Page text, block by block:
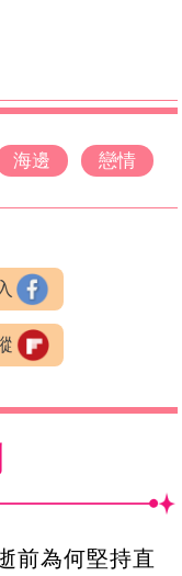
海邊 戀情
前為何堅持直